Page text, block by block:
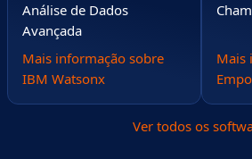
Análise de Dados
Avançada
Mais informação sobre
IBM Watsonx
Mais
Ver todos os